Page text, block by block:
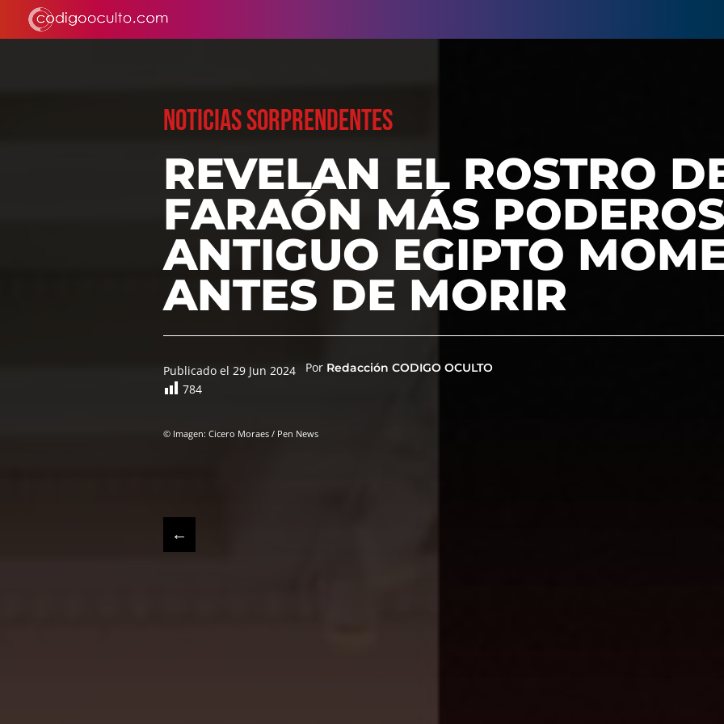
NOTICIAS SORPRENDENTES
REVELAN EL ROSTRO
FARAÓN MÁS
ANTIGUO EGIPTO
ANTES DE MORIR
Publicado el 29 Jun 2024 Por Redacción CODIGO OCULTO
784
© Imagen: Cicero Moraes / Pen News
←